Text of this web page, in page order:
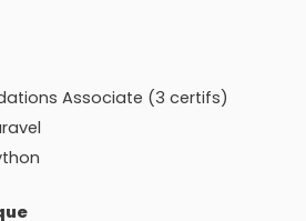
Associate (3 certifs)